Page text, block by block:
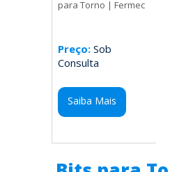
para Torno | Fermec
Preço: Sob
Consulta
Saiba Mais